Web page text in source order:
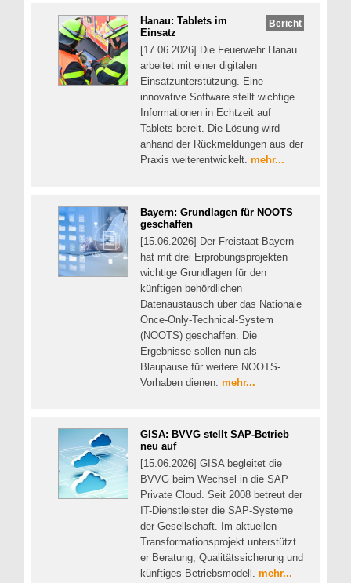
Bericht
Hanau: Tablets im
Einsatz
[17.06.2026] Die Feuerwehr Hanau
arbeitet mit einer digitalen
Einsatzunterstützung. Eine
innovative Software stellt wichtige
Informationen in Echtzeit auf
Tablets bereit. Die Lösung wird
anhand der Rückmeldungen aus der
Praxis weiterentwickelt. mehr...
Bayern: Grundlagen für NOOTS
geschaffen
[15.06.2026] Der Freistaat Bayern
hat mit drei Erprobungsprojekten
wichtige Grundlagen für den
künftigen behördlichen
Datenaustausch über das Nationale
Once-Only-Technical-System
(NOOTS) geschaffen. Die
Ergebnisse sollen nun als
Blaupause für weitere NOOTS-
Vorhaben dienen. mehr...
GISA: BVVG stellt SAP-Betrieb
neu auf
[15.06.2026] GISA begleitet die
BVVG beim Wechsel in die SAP
Private Cloud. Seit 2008 betreut der
IT-Dienstleister die SAP-Systeme
der Gesellschaft. Im aktuellen
Transformationsprojekt unterstützt
er Beratung, Qualitätssicherung und
künftiges Betriebsmodell. mehr...